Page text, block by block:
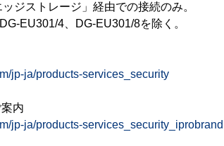
ジストレージ」経由での接続のみ。
EU301/4、DG-EU301/8を除く。
jp-ja/products-services_security
内
jp-ja/products-services_security_iprobrand